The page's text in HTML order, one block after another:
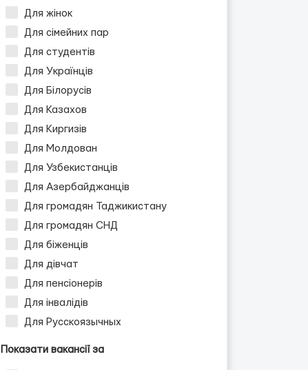
Для жінок
Для сімейних пар
Для студентів
Для Українців
Для Білорусів
Для Казахов
Для Киргизів
Для Молдован
Для Узбекистанців
Для Азербайджанців
Для громадян Таджикистану
Для громадян СНД
Для біженців
Для дівчат
Для пенсіонерів
Для інвалідів
Для Русскоязычных
Показати вакансії за